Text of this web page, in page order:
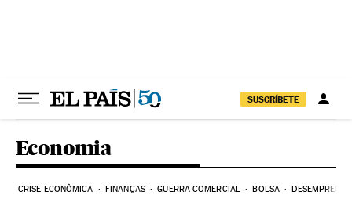
SUSCRÍBETE
Economia
CRISE ECONÔMICA FINANÇAS GUERRA COMERCIAL BOLSA DESEMPREGO